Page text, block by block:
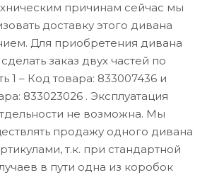
причинам сейчас мы
доставку этого дивана
Для приобретения дивана
заказ двух частей по
1 – Код товара: 833007436 и
833023026 . Эксплуатация
не возможна. Мы
продажу одного дивана
т.к. при стандартной
в пути одна из коробок